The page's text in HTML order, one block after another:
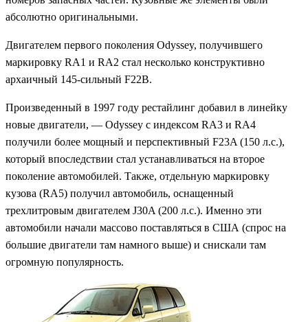
абсолютно оригинальными.
Двигателем первого поколения Odyssey, получившего
маркировку RA1 и RA2 стал несколько конструктивно
архаичный 145-сильный F22B.
Произведенный в 1997 году рестайлинг добавил в линейку
новые двигатели, — Odyssey с индексом RA3 и RA4
получили более мощный и перспективный F23A (150 л.с.),
который впоследствии стал устанавливаться на второе
поколение автомобилей. Также, отдельную маркировку
кузова (RA5) получил автомобиль, оснащенный
трехлитровым двигателем J30A (200 л.с.). Именно эти
автомобили начали массово поставляться в США (спрос на
большие двигатели там намного выше) и снискали там
огромную популярность.